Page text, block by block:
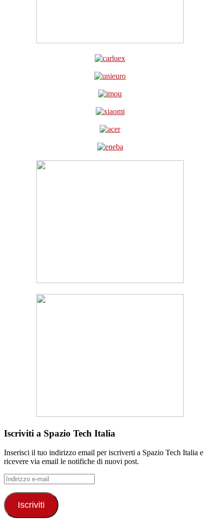
Iscriviti a Spazio Tech Italia
Inserisci il tuo indirizzo email per iscriverti a Spazio Tech Italia e
ricevere via email le notifiche di nuovi post.
Indirizzo
e-
mail
Iscriviti